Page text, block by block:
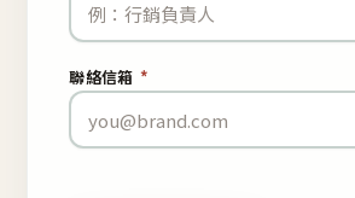
聯絡信箱 *